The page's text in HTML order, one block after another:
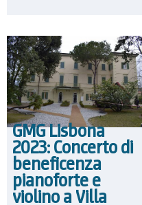
GMG Lisbona
2023: Concerto di
beneficenza
pianoforte e
violino a Villa